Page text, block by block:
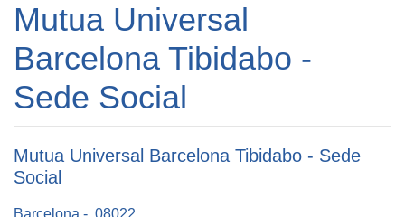
Mutua Universal
Barcelona Tibidabo -
Sede Social
Mutua Universal Barcelona Tibidabo - Sede
Social